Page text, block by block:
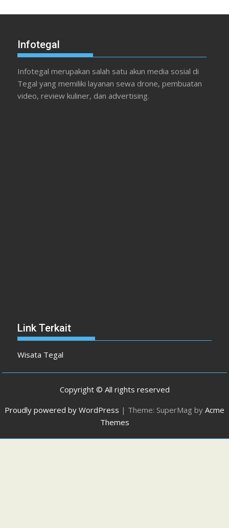
Infotegal
Infotegal merupakan salah satu akun media sosial di
Tegal yang memiliki layanan sewa drone, pembuatan
video, review kuliner, dan advertising.
Link Terkait
Wisata Tegal
Copyright © All rights reserved
Proudly powered by WordPress | Theme: SuperMag by Acme
Themes